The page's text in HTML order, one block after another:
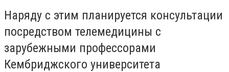
Наряду с этим планируется консультации
посредством телемедицины с
зарубежными профессорами
Кембриджского университета